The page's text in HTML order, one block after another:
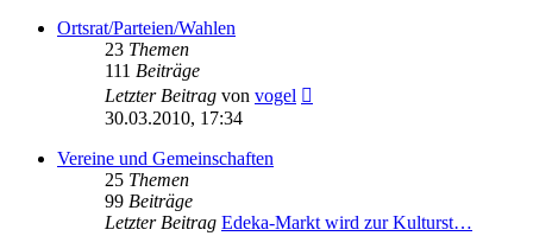
Ortsrat/Parteien/Wahlen
23 Themen
111 Beiträge
Letzter Beitrag von vogel
30.03.2010, 17:34
Vereine und Gemeinschaften
25 Themen
99 Beiträge
Letzter Beitrag Edeka-Markt wird zur Kulturst…